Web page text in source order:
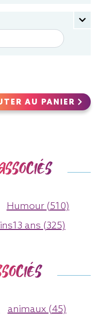
AU PANIER
Humour (510)
ans (325)
animaux (45)